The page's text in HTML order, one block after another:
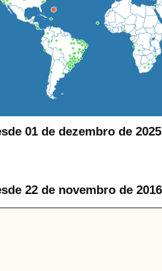
01 de dezembro de
22 de novembro de